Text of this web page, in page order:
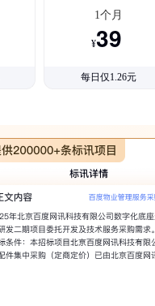
1个月
¥39
每日仅1.26元